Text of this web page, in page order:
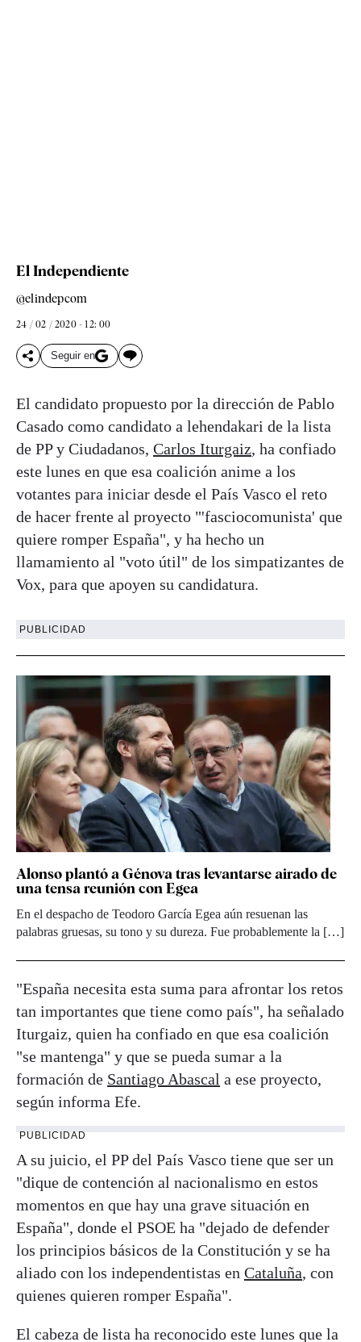
El Independiente
@elindepcom
24 / 02 / 2020 - 12: 00
Seguir en
El candidato propuesto por la dirección de Pablo
Casado como candidato a lehendakari de la lista
de PP y Ciudadanos, Carlos Iturgaiz, ha confiado
este lunes en que esa coalición anime a los
votantes para iniciar desde el País Vasco el reto
de hacer frente al proyecto "'fasciocomunista' que
quiere romper España", y ha hecho un
llamamiento al "voto útil" de los simpatizantes de
Vox, para que apoyen su candidatura.
PUBLICIDAD
Alonso plantó a Génova tras levantarse airado de
una tensa reunión con Egea
En el despacho de Teodoro García Egea aún resuenan las
palabras gruesas, su tono y su dureza. Fue probablemente la […]
"España necesita esta suma para afrontar los retos
tan importantes que tiene como país", ha señalado
Iturgaiz, quien ha confiado en que esa coalición
"se mantenga" y que se pueda sumar a la
formación de Santiago Abascal a ese proyecto,
según informa Efe.
PUBLICIDAD
A su juicio, el PP del País Vasco tiene que ser un
"dique de contención al nacionalismo en estos
momentos en que hay una grave situación en
España", donde el PSOE ha "dejado de defender
los principios básicos de la Constitución y se ha
aliado con los independentistas en Cataluña, con
quienes quieren romper España".
El cabeza de lista ha reconocido este lunes que la